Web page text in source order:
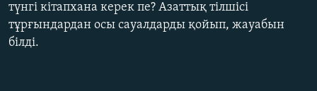
түнгі кітапхана керек пе? Азаттық тілшісі
тұрғындардан осы сауалдарды қойып, жауабын
білді.